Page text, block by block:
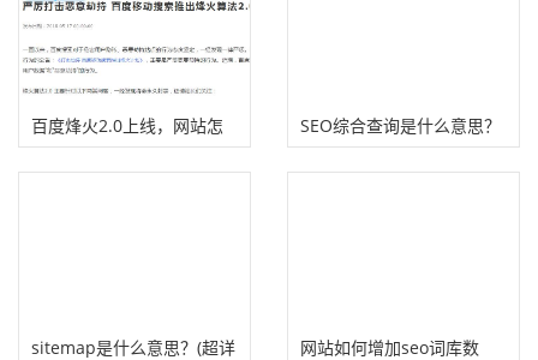
百度烽火2.0上线，网站怎
么避免踩雷?
SEO综合查询是什么意思？
(分享4个SEO查询工具）
sitemap是什么意思？(超详
网站如何增加seo词库数